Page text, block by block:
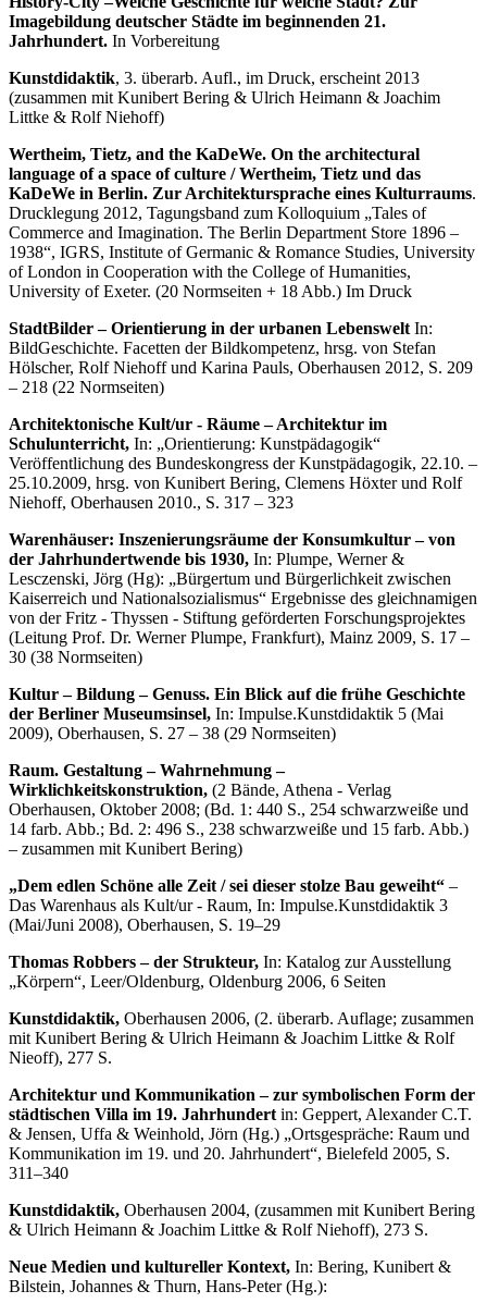
Imagebildung deutscher Städte im beginnenden 21.
Jahrhundert. In Vorbereitung
Kunstdidaktik, 3. überarb. Aufl., im Druck, erscheint 2013
(zusammen mit Kunibert Bering & Ulrich Heimann & Joachim
Littke & Rolf Niehoff)
Wertheim, Tietz, and the KaDeWe. On the architectural
language of a space of culture / Wertheim, Tietz und das
KaDeWe in Berlin. Zur Architektursprache eines Kulturraums.
Drucklegung 2012, Tagungsband zum Kolloquium „Tales of
Commerce and Imagination. The Berlin Department Store 1896 –
1938“, IGRS, Institute of Germanic & Romance Studies, University
of London in Cooperation with the College of Humanities,
University of Exeter. (20 Normseiten + 18 Abb.) Im Druck
StadtBilder – Orientierung in der urbanen Lebenswelt In:
BildGeschichte. Facetten der Bildkompetenz, hrsg. von Stefan
Hölscher, Rolf Niehoff und Karina Pauls, Oberhausen 2012, S. 209
– 218 (22 Normseiten)
Architektonische Kult/ur - Räume – Architektur im
Schulunterricht, In: „Orientierung: Kunstpädagogik“
Veröffentlichung des Bundeskongress der Kunstpädagogik, 22.10. –
25.10.2009, hrsg. von Kunibert Bering, Clemens Höxter und Rolf
Niehoff, Oberhausen 2010., S. 317 – 323
Warenhäuser: Inszenierungsräume der Konsumkultur – von
der Jahrhundertwende bis 1930, In: Plumpe, Werner &
Lesczenski, Jörg (Hg): „Bürgertum und Bürgerlichkeit zwischen
Kaiserreich und Nationalsozialismus“ Ergebnisse des gleichnamigen
von der Fritz - Thyssen - Stiftung geförderten Forschungsprojektes
(Leitung Prof. Dr. Werner Plumpe, Frankfurt), Mainz 2009, S. 17 –
30 (38 Normseiten)
Kultur – Bildung – Genuss. Ein Blick auf die frühe Geschichte
der Berliner Museumsinsel, In: Impulse.Kunstdidaktik 5 (Mai
2009), Oberhausen, S. 27 – 38 (29 Normseiten)
Raum. Gestaltung – Wahrnehmung –
Wirklichkeitskonstruktion, (2 Bände, Athena - Verlag
Oberhausen, Oktober 2008; (Bd. 1: 440 S., 254 schwarzweiße und
14 farb. Abb.; Bd. 2: 496 S., 238 schwarzweiße und 15 farb. Abb.)
– zusammen mit Kunibert Bering)
„Dem edlen Schöne alle Zeit / sei dieser stolze Bau geweiht“ –
Das Warenhaus als Kult/ur - Raum, In: Impulse.Kunstdidaktik 3
(Mai/Juni 2008), Oberhausen, S. 19–29
Thomas Robbers – der Strukteur, In: Katalog zur Ausstellung
„Körpern“, Leer/Oldenburg, Oldenburg 2006, 6 Seiten
Kunstdidaktik, Oberhausen 2006, (2. überarb. Auflage; zusammen
mit Kunibert Bering & Ulrich Heimann & Joachim Littke & Rolf
Nieoff), 277 S.
Architektur und Kommunikation – zur symbolischen Form der
städtischen Villa im 19. Jahrhundert in: Geppert, Alexander C.T.
& Jensen, Uffa & Weinhold, Jörn (Hg.) „Ortsgespräche: Raum und
Kommunikation im 19. und 20. Jahrhundert“, Bielefeld 2005, S.
311–340
Kunstdidaktik, Oberhausen 2004, (zusammen mit Kunibert Bering
& Ulrich Heimann & Joachim Littke & Rolf Niehoff), 273 S.
Neue Medien und kultureller Kontext, In: Bering, Kunibert &
Bilstein, Johannes & Thurn, Hans-Peter (Hg.):